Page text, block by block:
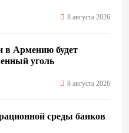
8 августа 2026
в Армению будет
уголь
8 августа 2026
среды банков